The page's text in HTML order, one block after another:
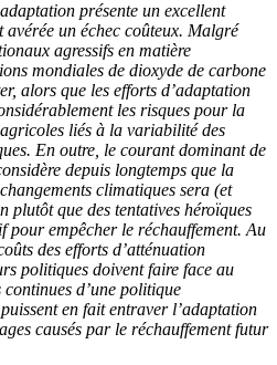
présente un excellent
avérée un échec coûteux. Malgré
agressifs en matière
mondiales de dioxyde de carbone
alors que les efforts d’adaptation
les risques pour la
liés à la variabilité des
En outre, le courant dominant de
depuis longtemps que la
climatiques sera (et
plutôt que des tentatives héroïques
pour empêcher le réchauffement. Au
des efforts d’atténuation
politiques doivent faire face au
d’une politique
en fait entraver l’adaptation
causés par le réchauffement futur